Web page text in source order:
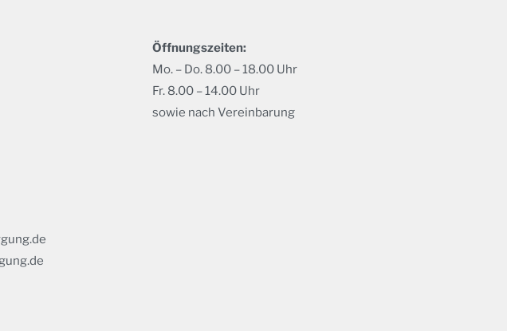
Öffnungszeiten:
Mo. – Do. 8.00 – 18.00 Uhr
Fr. 8.00 – 14.00 Uhr
sowie nach Vereinbarung